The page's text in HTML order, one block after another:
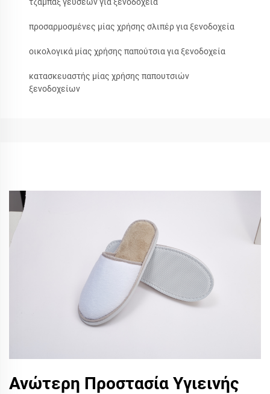
προσαρμοσμένες μίας χρήσης σλιπέρ για ξενοδοχεία
οικολογικά μίας χρήσης παπούτσια για ξενοδοχεία
κατασκευαστής μίας χρήσης παπουτσιών
ξενοδοχείων
Ανώτερη Προστασία Υγιεινής